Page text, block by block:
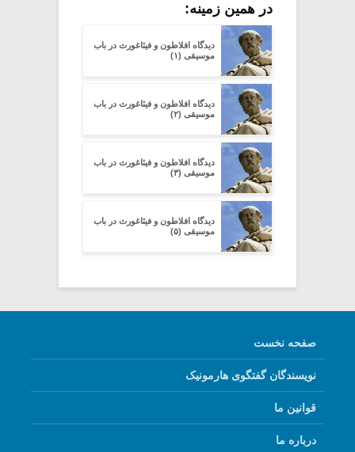
در همین زمینه:
دیدگاه افلاطون و فیثاغورث در باب
موسیقی (۱)
دیدگاه افلاطون و فیثاغورث در باب
موسیقی (۲)
دیدگاه افلاطون و فیثاغورث در باب
موسیقی (۳)
دیدگاه افلاطون و فیثاغورث در باب
موسیقی (۵)
صفحه نخست
نویسندگان گفتگوی هارمونیک
قوانین ما
درباره ما